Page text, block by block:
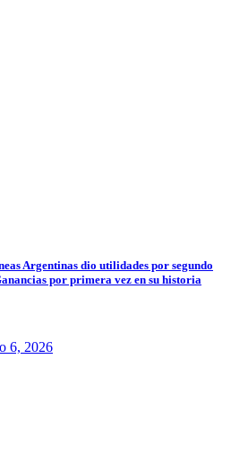
Argentinas dio utilidades por segundo
por primera vez en su historia
6, 2026